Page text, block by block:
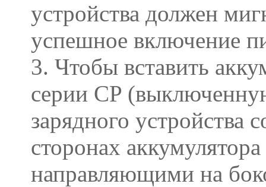
устройства должен
успешное включение
3. Чтобы вставить
серии CP
зарядного устройства
сторонах
направляющими на